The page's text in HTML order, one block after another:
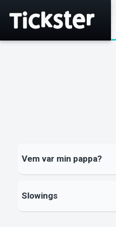
Vem var min pappa?
Slowings